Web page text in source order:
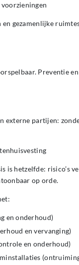
en gezamenlijke
Preventie
externe partijen:
is hetzelfde: risico’s
op orde.
en onderhoud)
en vervanging)
en onderhoud)